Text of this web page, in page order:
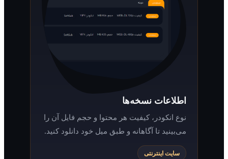
اطلاعات نسخه‌ها
نوع انکودر، کیفیت هر محتوا و حجم فایل آن را
می‌بینید تا آگاهانه و طبق میل خود دانلود کنید.
سایت اینترنتی